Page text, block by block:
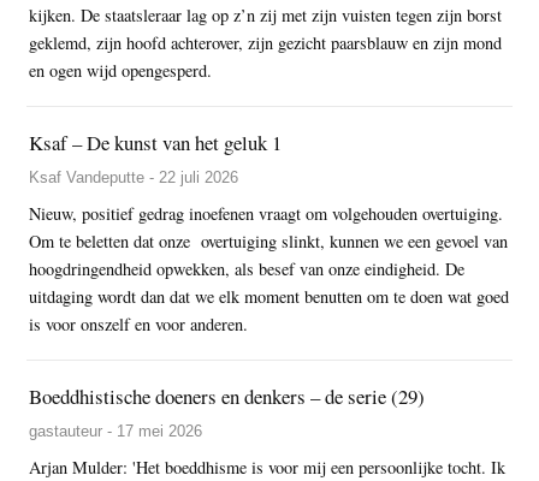
kijken. De staatsleraar lag op z’n zij met zijn vuisten tegen zijn borst
geklemd, zijn hoofd achterover, zijn gezicht paarsblauw en zijn mond
en ogen wijd opengesperd.
Ksaf – De kunst van het geluk 1
Ksaf Vandeputte - 22 juli 2026
Nieuw, positief gedrag inoefenen vraagt om volgehouden overtuiging.
Om te beletten dat onze overtuiging slinkt, kunnen we een gevoel van
hoogdringendheid opwekken, als besef van onze eindigheid. De
uitdaging wordt dan dat we elk moment benutten om te doen wat goed
is voor onszelf en voor anderen.
Boeddhistische doeners en denkers – de serie (29)
gastauteur - 17 mei 2026
Arjan Mulder: 'Het boeddhisme is voor mij een persoonlijke tocht. Ik